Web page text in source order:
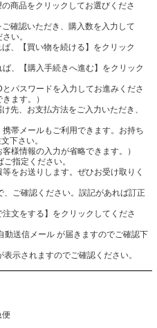
商品をクリックしてお選びくださ
確認いただき、購入数を入力して
い。
、【買い物を続ける】をクリック
購入手続きへ進む】をクリック
スワードを入力してお進みくださ
ます。）
先、お支払方法をご入力いただき、
ールもご利用できます。お持ち
下さい。
報の入力が省略できます。）
指定ください。
送りします。ぜひお受け取りく
ご確認ください。誤記があれば訂正
する】をクリックしてくださ
信メール が届きますのでご確認下
示されますのでご確認ください。